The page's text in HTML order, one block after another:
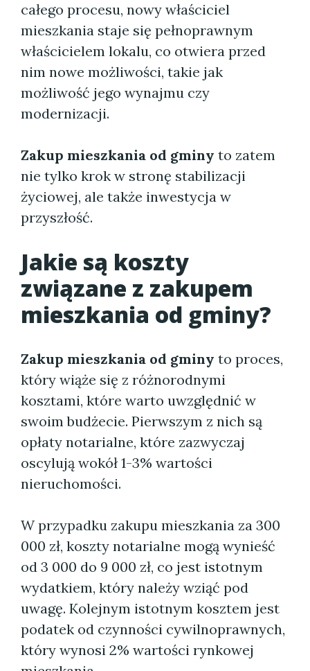
całego procesu, nowy właściciel
mieszkania staje się pełnoprawnym
właścicielem lokalu, co otwiera przed
nim nowe możliwości, takie jak
możliwość jego wynajmu czy
modernizacji.
Zakup mieszkania od gminy to zatem
nie tylko krok w stronę stabilizacji
życiowej, ale także inwestycja w
przyszłość.
Jakie są koszty
związane z zakupem
mieszkania od gminy?
Zakup mieszkania od gminy to proces,
który wiąże się z różnorodnymi
kosztami, które warto uwzględnić w
swoim budżecie. Pierwszym z nich są
opłaty notarialne, które zazwyczaj
oscylują wokół 1-3% wartości
nieruchomości.
W przypadku zakupu mieszkania za 300
000 zł, koszty notarialne mogą wynieść
od 3 000 do 9 000 zł, co jest istotnym
wydatkiem, który należy wziąć pod
uwagę. Kolejnym istotnym kosztem jest
podatek od czynności cywilnoprawnych,
który wynosi 2% wartości rynkowej